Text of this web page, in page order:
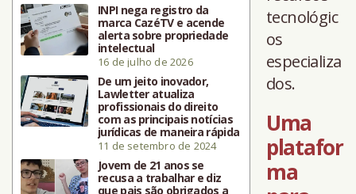
INPI nega registro da
marca CazéTV e acende
alerta sobre propriedade
intelectual
16 de julho de 2026
De um jeito inovador,
Lawletter atualiza
profissionais do direito
com as principais notícias
jurídicas de maneira rápida
11 de setembro de 2024
Jovem de 21 anos se
recusa a trabalhar e diz
que pais são obrigados a
tecnológic
os
especializa
dos.
Uma
platafor
ma